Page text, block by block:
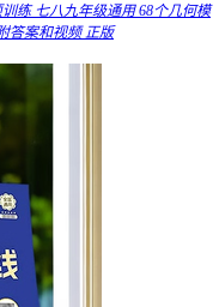
练 七八九年级通用 68个几何模
答案和视频 正版